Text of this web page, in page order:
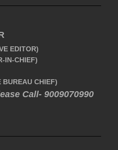
EDITOR)
IN-CHIEF)
BUREAU CHIEF)
Call- 9009070990